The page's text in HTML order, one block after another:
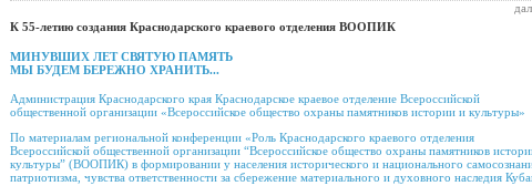
К 55-летию создания Краснодарского краевого отделения ВООПИК
МИНУВШИХ ЛЕТ СВЯТУЮ ПАМЯТЬ
МЫ БУДЕМ БЕРЕЖНО ХРАНИТЬ...
Администрация Краснодарского края Краснодарское краевое отделение Всероссийской
общественной организации «Всероссийское общество охраны памятников истории и культуры»
По материалам региональной конференции «Роль Краснодарского краевого отделения
Всероссийской общественной организации “Всероссийское общество охраны памятников
культуры” (ВООПИК) в формировании у населения исторического и национального
патриотизма, чувства ответственности за сбережение материального и духовного наследия